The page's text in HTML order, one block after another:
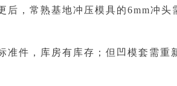
后，常熟基地冲压模具的6mm冲
准件，库房有库存；但凹模套需重